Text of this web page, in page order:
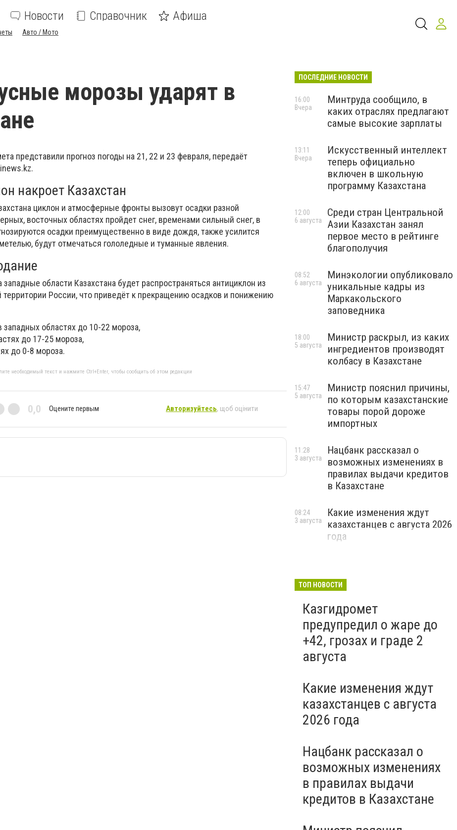
Новости Справочник Афиша
Авто / Мото
морозы ударят в
представили прогноз погоды на 21, 22 и 23 февраля, передаёт
накроет Казахстан
циклон и атмосферные фронты вызовут осадки разной
восточных областях пройдет снег, временами сильный снег, в
осадки преимущественно в виде дождя, также усилится
будут отмечаться гололедные и туманные явления.
области Казахстана будет распространяться антициклон из
территории России, что приведёт к прекращению осадков и понижению
областях до 10-22 мороза,
до 17-25 мороза,
до 0-8 мороза.
необходимый текст и нажмите Ctrl+Enter, чтобы сообщить об этом редакции
0,0 Оцените первым Авторизуйтесь, щоб оцінити
ПОСЛЕДНИЕ НОВОСТИ
Минтруда сообщило, в
каких отраслях предлагают
самые высокие зарплаты
16:00
Вчера
Искусственный интеллект
теперь официально
включен в школьную
программу Казахстана
13:11
Вчера
Среди стран Центральной
Азии Казахстан занял
первое место в рейтинге
благополучия
12:00
6 августа
Минэкологии опубликовало
уникальные кадры из
Маркакольского
заповедника
08:52
6 августа
Министр раскрыл, из каких
ингредиентов производят
колбасу в Казахстане
18:00
5 августа
Министр пояснил причины,
по которым казахстанские
товары порой дороже
импортных
15:47
5 августа
Нацбанк рассказал о
возможных изменениях в
правилах выдачи кредитов
в Казахстане
11:28
3 августа
Какие изменения ждут
казахстанцев с августа 2026
года
08:24
3 августа
ТОП НОВОСТИ
Казгидромет
предупредил о жаре до
+42, грозах и граде 2
августа
Какие изменения ждут
казахстанцев с августа
2026 года
Нацбанк рассказал о
возможных изменениях
в правилах выдачи
кредитов в Казахстане